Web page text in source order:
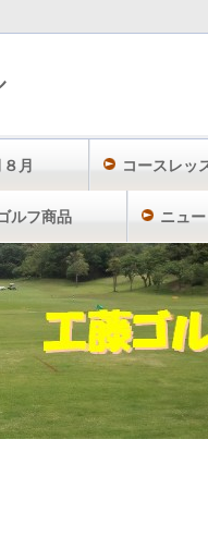
川遼に特別一時会員資格
月 コースレッ
ルフ商品 ニュ